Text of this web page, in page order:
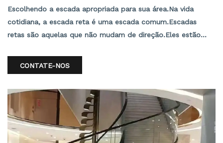
Escolhendo a escada apropriada para sua área.Na vida
cotidiana, a escada reta é uma escada comum.Escadas
retas são aquelas que não mudam de direção.Eles estão
desenhado também pode ser bonito porque o design
CONTATE-NOS